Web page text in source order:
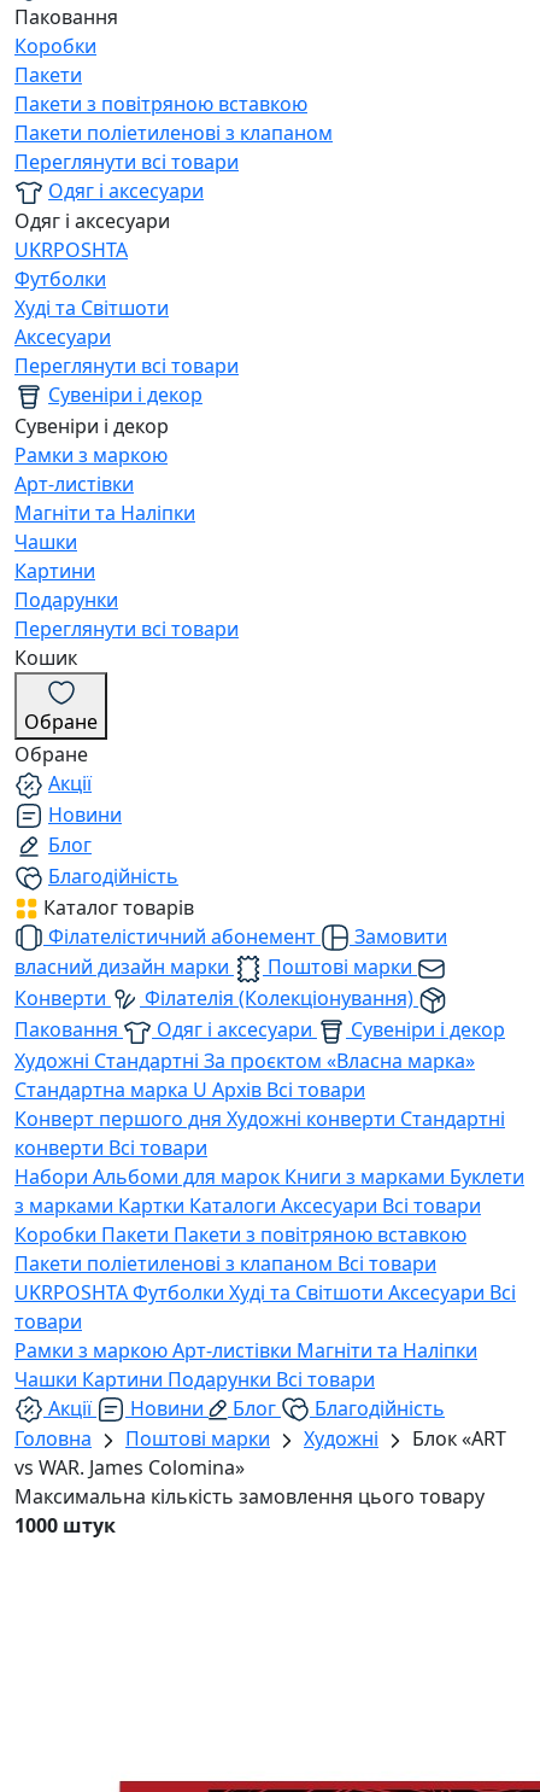
Паковання
Коробки
Пакети
Пакети з повітряною вставкою
Пакети поліетиленові з клапаном
Переглянути всі товари
Одяг і аксесуари
Одяг і аксесуари
UKRPOSHTA
Футболки
Худі та Світшоти
Аксесуари
Переглянути всі товари
Сувеніри і декор
Сувеніри і декор
Рамки з маркою
Арт-листівки
Магніти та Наліпки
Чашки
Картини
Подарунки
Переглянути всі товари
Кошик
Обране
Обране
Акції
Новини
Блог
Благодійність
Каталог товарів
Філателістичний абонемент
Замовити
власний дизайн марки
Поштові марки
Конверти
Філателія (Колекціонування)
Паковання
Одяг і аксесуари
Сувеніри і декор
Художні Стандартні За проєктом «Власна марка»
Стандартна марка U Архів Всі товари
Конверт першого дня Художні конверти Стандартні
конверти Всі товари
Набори Альбоми для марок Книги з марками Буклети
з марками Картки Каталоги Аксесуари Всі товари
Коробки Пакети Пакети з повітряною вставкою
Пакети поліетиленові з клапаном Всі товари
UKRPOSHTAФутболки Худі та Світшоти Аксесуари Всі
товари
Рамки з маркоюАрт-листівки Магніти та Наліпки
Чашки Картини Подарунки Всі товари
Акції
Новини Блог
Благодійність
Головна
Поштові марки Художні
Блок «ART
vs WAR. James Colomina»
Максимальна кількість замовлення цього товару
1000 штук